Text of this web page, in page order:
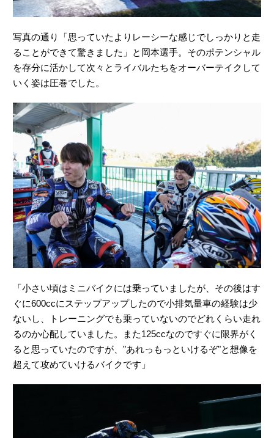
写真の通り「思っていたよりレーシーな感じでしっかりと走
ることができて驚きました」と岡本選手。そのポテンシャル
を存分に活かして次々とライバルたちをオーバーテイクして
いく姿は圧巻でした。
「小さい頃はミニバイクには乗っていましたが、その後はす
ぐに600ccにステップアップしたので小排気量車の経験は少
ないし、トレーニングでも乗っていないのでどれくらい走れ
るのか心配していました。また125ccなのですぐに限界がく
ると思っていたのですが、"あれっもっといけるぞ"と想像を
超えて攻めていけるバイクです」